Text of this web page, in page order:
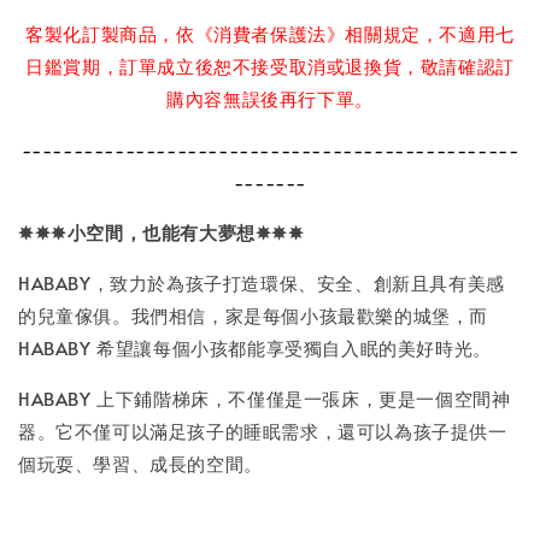
客製化訂製商品，依《消費者保護法》相關規定，不適用七
日鑑賞期，訂單成立後恕不接受取消或退換貨，敬請確認訂
購內容無誤後再行下單。
------------------------------------------------
-------
✵✵✵小空間，也能有大夢想✵✵✵
HABABY，致力於為孩子打造環保、安全、創新且具有美感
的兒童傢俱。我們相信，家是每個小孩最歡樂的城堡，而
HABABY 希望讓每個小孩都能享受獨自入眠的美好時光。
HABABY 上下鋪階梯床，不僅僅是一張床，更是一個空間神
器。它不僅可以滿足孩子的睡眠需求，還可以為孩子提供一
個玩耍、學習、成長的空間。